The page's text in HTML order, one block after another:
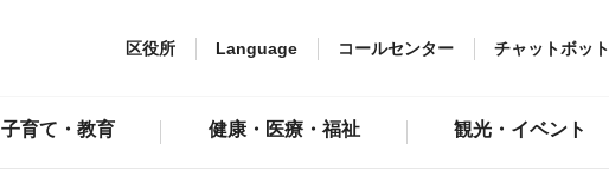
区役所 Language コールセンター チャットボット
子育て・教育 健康・医療・福祉 観光・イベント